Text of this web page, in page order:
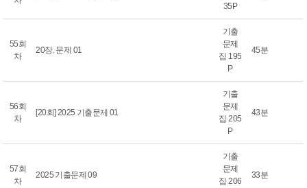
35P
55회
차
20장. 문제 01
기출
문제
집 195
P
45분
56회
차
[20회] 2025 기출문제 01
기출
문제
집 205
P
43분
57회
차
2025 기출문제 09
기출
문제
집 206
33분